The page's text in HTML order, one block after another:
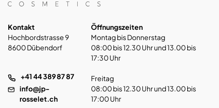
Kontakt
Hochbordstrasse 9
8600 Dübendorf
+41 44 389 87 87
info@jp-
rosselet.ch
Öffnungszeiten
Montag bis Donnerstag
08:00 bis 12.30 Uhr und 13.00 bis
17:30 Uhr
Freitag
08:00 bis 12.30 Uhr und 13.00 bis
17:00 Uhr